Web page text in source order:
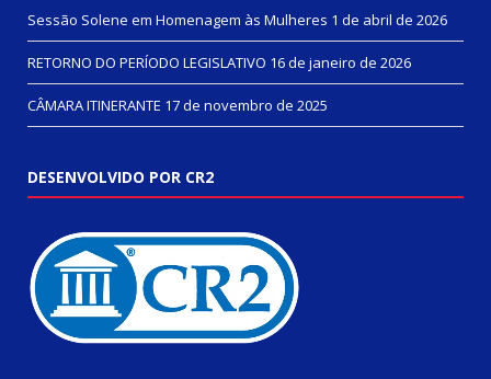
Sessão Solene em Homenagem às Mulheres 1 de abril de 2026
RETORNO DO PERÍODO LEGISLATIVO 16 de janeiro de 2026
CÂMARA ITINERANTE 17 de novembro de 2025
DESENVOLVIDO POR CR2